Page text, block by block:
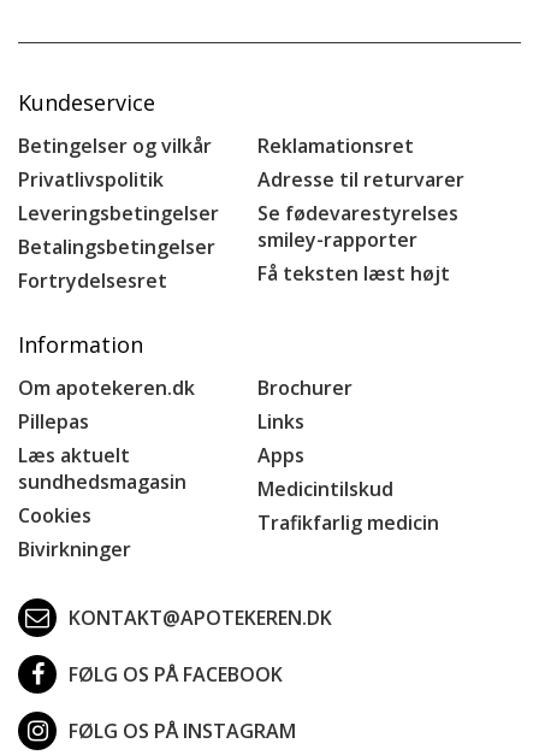
Kundeservice
Betingelser og vilkår
Privatlivspolitik
Leveringsbetingelser
Betalingsbetingelser
Fortrydelsesret
Reklamationsret
Adresse til returvarer
Se fødevarestyrelses
smiley-rapporter
Få teksten læst højt
Information
Om apotekeren.dk
Pillepas
Læs aktuelt
sundhedsmagasin
Cookies
Bivirkninger
Brochurer
Links
Apps
Medicintilskud
Trafikfarlig medicin
KONTAKT@APOTEKEREN.DK
FØLG OS PÅ FACEBOOK
FØLG OS PÅ INSTAGRAM